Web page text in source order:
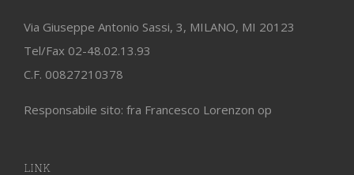
Via Giuseppe Antonio Sassi, 3, MILANO, MI 20123
Tel/Fax 02-48.02.13.93
C.F. 00827210378
Responsabile sito: fra Francesco Lorenzon op
LINK